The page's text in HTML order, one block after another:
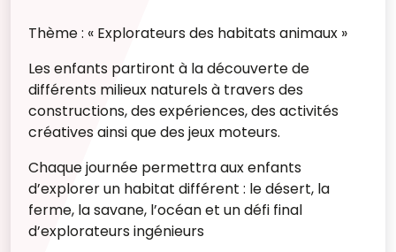
Thème : « Explorateurs des habitats animaux »
Les enfants partiront à la découverte de
différents milieux naturels à travers des
constructions, des expériences, des activités
créatives ainsi que des jeux moteurs.
Chaque journée permettra aux enfants
d’explorer un habitat différent : le désert, la
ferme, la savane, l’océan et un défi final
d’explorateurs ingénieurs